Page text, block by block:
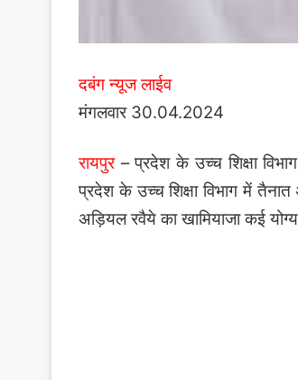
दबंग न्यूज लाईव
मंगलवार 30.04.2024
रायपुर– प्रदेश के उच्च शिक्षा
प्रदेश के उच्च शिक्षा विभाग में
अड़ियल रवैये का खामियाजा कई